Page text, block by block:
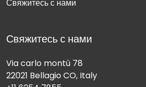
Свяжитесь с нами
Свяжитесь с нами
Via carlo montù 78
22021 Bellagio CO, Italy